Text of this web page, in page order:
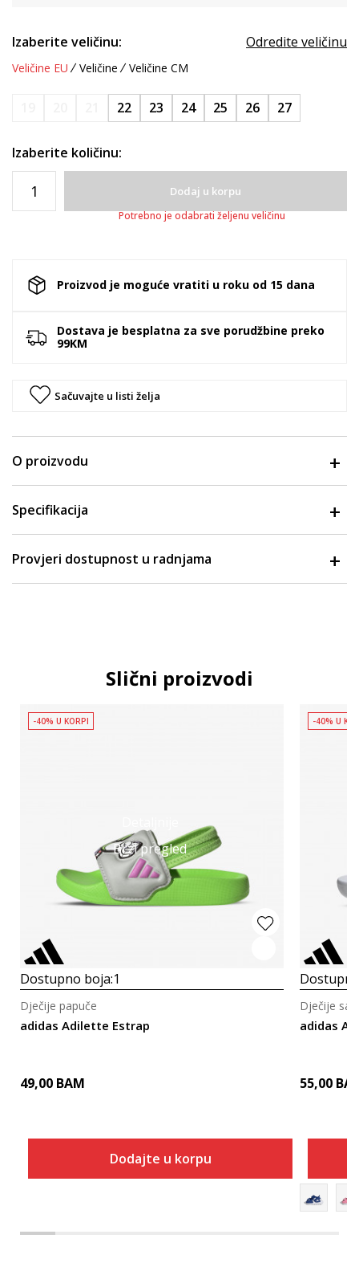
Izaberite veličinu: Odredite veličinu
Veličine EU Veličine Veličine CM
22 23 24 25 26 27
Izaberite količinu:
Dodaj u korpu
Potrebno je odabrati željenu veličinu
Proizvod je moguće vratiti u roku od 15 dana
Dostava je besplatna za sve porudžbine preko
99KM
Sačuvajte u listi želja
O proizvodu
Specifikacija
Provjeri dostupnost u radnjama
Slični proizvodi
Brzi pregled
-40% U KORPI
Dostupno boja:1
adidas Adilette Estrap
Dječije papuče
49,00 BAM
Dodajte u korpu
-40% U
adidas
Dječije
55,00